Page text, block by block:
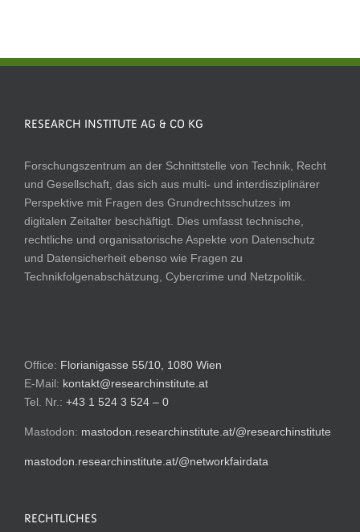
RESEARCH INSTITUTE AG & CO KG
Forschungszentrum an der Schnittstelle von Technik, Recht
und Gesellschaft, das sich aus multi- und interdisziplinärer
Perspektive mit Fragen des Grundrechtsschutzes im
digitalen Zeitalter beschäftigt. Dies umfasst technische,
rechtliche und organisatorische Aspekte von Datenschutz
und Datensicherheit ebenso wie Fragen zu
Technikfolgenabschätzung, Cybercrime und Netzpolitik.
Office: Florianigasse 55/10, 1080 Wien
E-Mail: kontakt@researchinstitute.at
Tel. Nr.: +43 1 524 3 524 – 0
Mastodon: mastodon.researchinstitute.at/@researchinstitute
mastodon.researchinstitute.at/@networkfairdata
RECHTLICHES